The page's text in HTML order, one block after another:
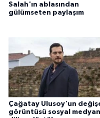
Salah'ın ablasından
gülümseten paylaşım
Çağatay Ulusoy'un
görüntüsü sosyal